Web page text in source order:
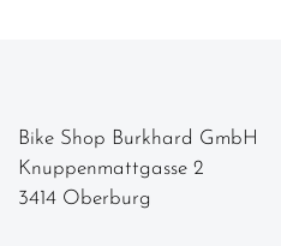
Bike Shop Burkhard GmbH
Knuppenmattgasse 2
3414 Oberburg